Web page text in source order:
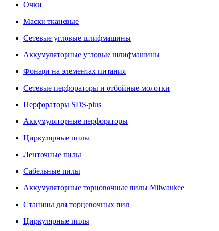
Очки
Маски тканевые
Сетевые угловые шлифмашины
Аккумуляторные угловые шлифмашины
Фонари на элементах питания
Сетевые перфораторы и отбойные молотки
Перфораторы SDS-plus
Аккумуляторные перфораторы
Циркулярные пилы
Ленточные пилы
Сабельные пилы
Аккумуляторные торцовочные пилы Milwaukee
Станины для торцовочных пил
Циркулярные пилы